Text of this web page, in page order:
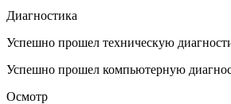
Диагностика
Успешно прошел техническую
Успешно прошел компьютерную
Осмотр